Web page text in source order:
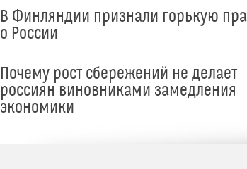
В Финляндии признали горькую
о России
Почему рост сбережений не делает
россиян виновниками замедления
экономики